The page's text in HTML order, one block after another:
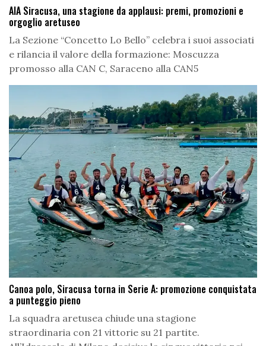
AIA Siracusa, una stagione da applausi: premi, promozioni e
orgoglio aretuseo
La Sezione “Concetto Lo Bello” celebra i suoi associati
e rilancia il valore della formazione: Moscuzza
promosso alla CAN C, Saraceno alla CAN5
Canoa polo, Siracusa torna in Serie A: promozione conquistata
a punteggio pieno
La squadra aretusea chiude una stagione
straordinaria con 21 vittorie su 21 partite.